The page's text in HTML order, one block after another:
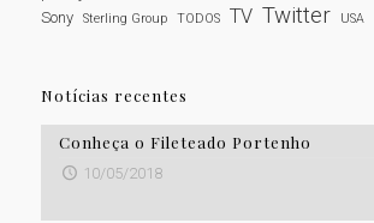
Sony Sterling Group TODOS TV Twitter USA
Notícias recentes
Conheça o Fileteado Portenho
10/05/2018